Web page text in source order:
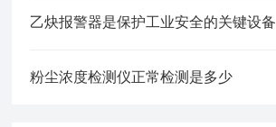
乙炔报警器是保护工业安全的关键设备
粉尘浓度检测仪正常检测是多少